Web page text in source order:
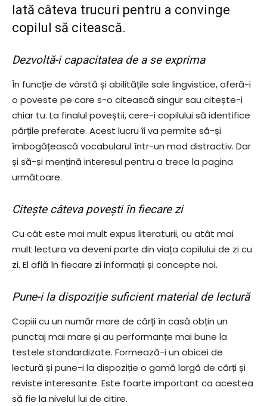
Iată câteva trucuri pentru a convinge
copilul să citească.
Dezvoltă-i capacitatea de a se exprima
În funcție de vârstă și abilitățile sale lingvistice, oferă-i
o poveste pe care s-o citească singur sau citește-i
chiar tu. La finalul poveștii, cere-i copilului să identifice
părțile preferate. Acest lucru îi va permite să-și
îmbogățească vocabularul într-un mod distractiv. Dar
și să-și mențină interesul pentru a trece la pagina
următoare.
Citește câteva povești în fiecare zi
Cu cât este mai mult expus literaturii, cu atât mai
mult lectura va deveni parte din viața copilului de zi cu
zi. El află în fiecare zi informații și concepte noi.
Pune-i la dispoziție suficient material de lectură
Copiii cu un număr mare de cărți în casă obțin un
punctaj mai mare și au performanțe mai bune la
testele standardizate. Formează-i un obicei de
lectură și pune-i la dispoziție o gamă largă de cărți și
reviste interesante. Este foarte important ca acestea
să fie la nivelul lui de citire.